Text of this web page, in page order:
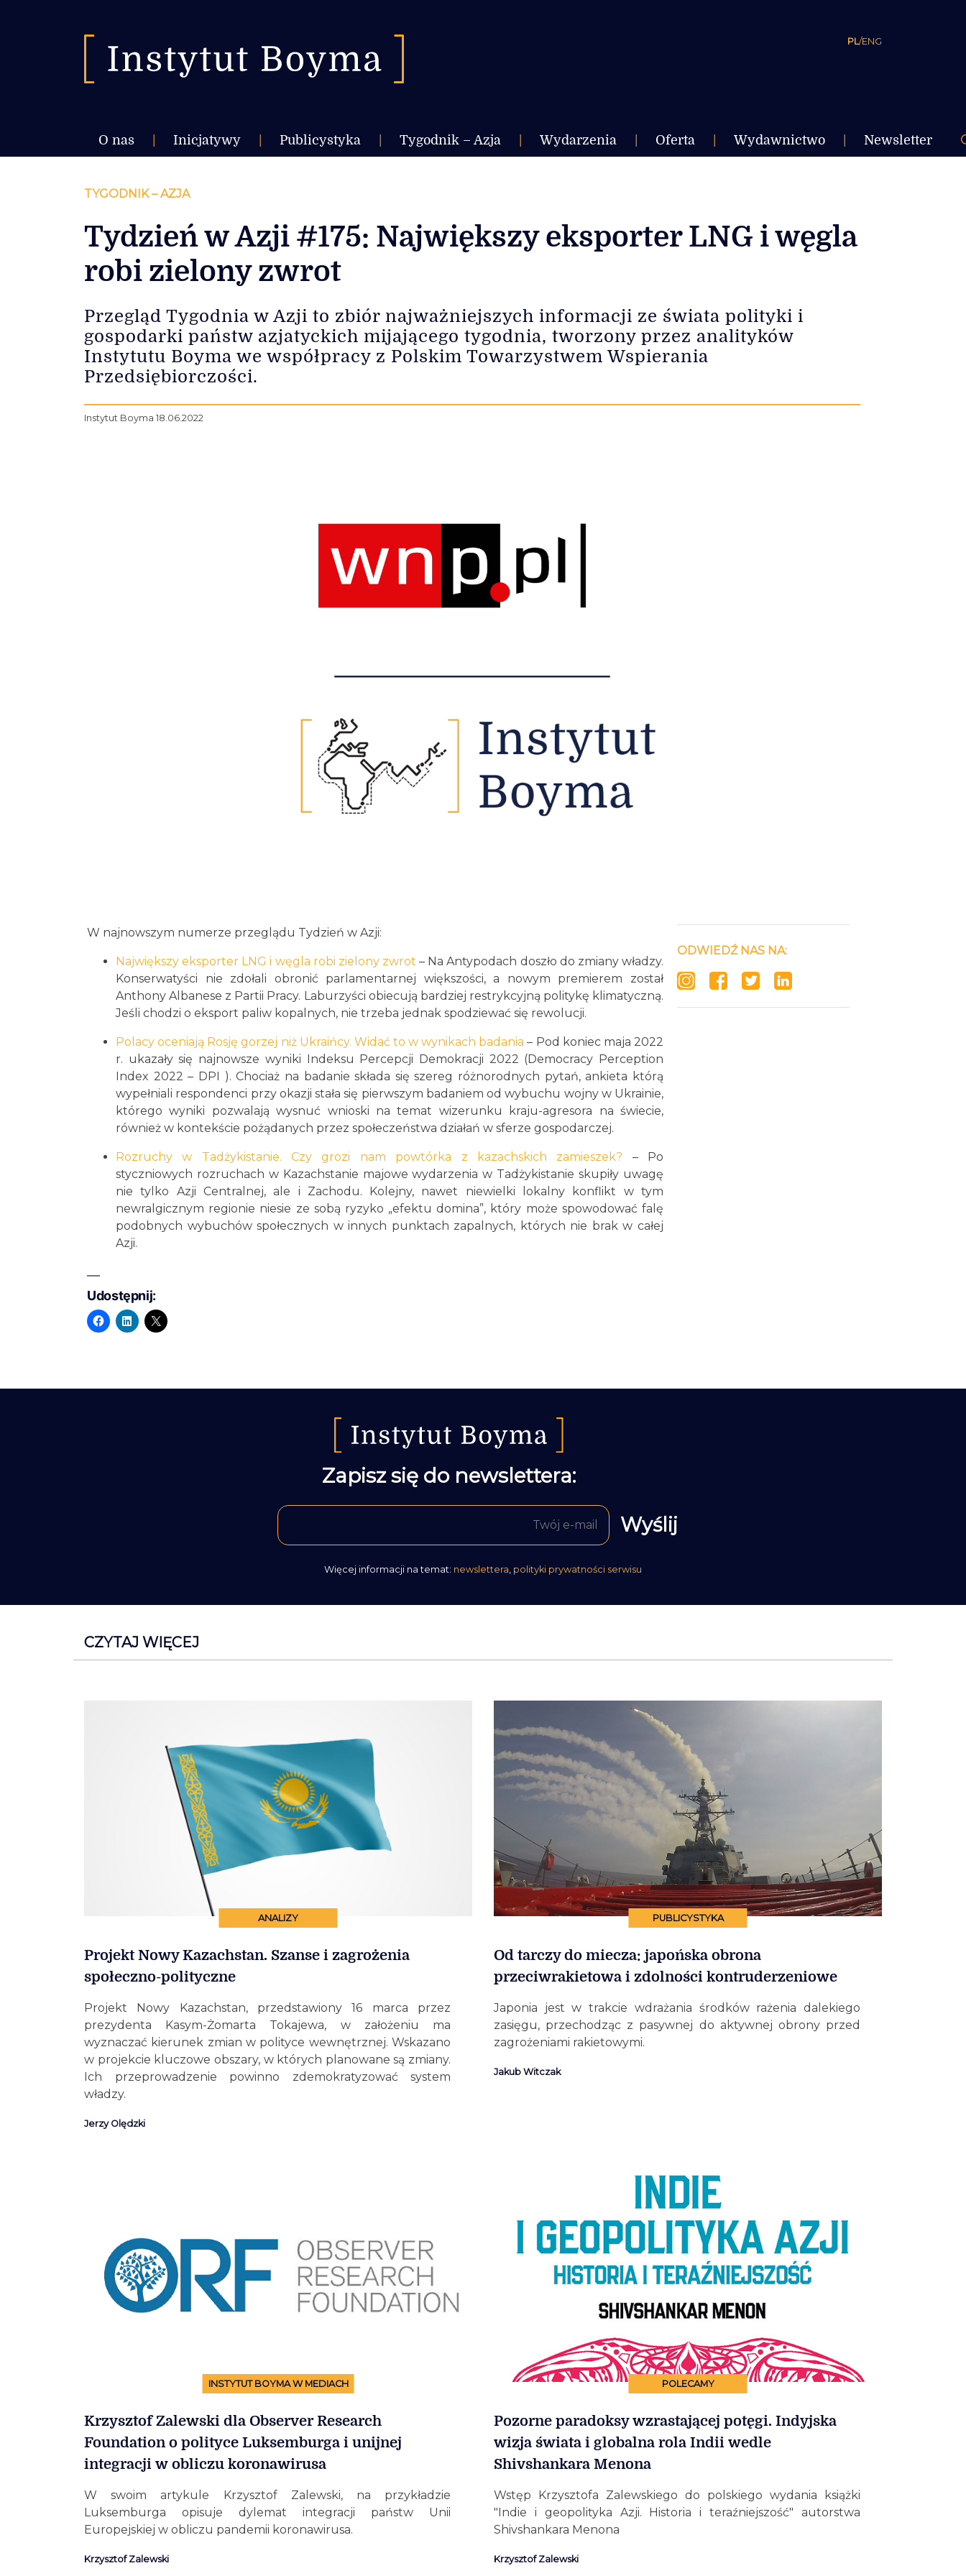
PL/ENG
O nas Inicjatywy Publicystyka Tygodnik – Azja Wydarzenia Oferta Wydawnictwo Newsletter
TYGODNIK – AZJA
Tydzień w Azji #175: Największy eksporter LNG i węgla
robi zielony zwrot
Przegląd Tygodnia w Azji to zbiór najważniejszych informacji ze świata polityki i
gospodarki państw azjatyckich mijającego tygodnia, tworzony przez analityków
Instytutu Boyma we współpracy z Polskim Towarzystwem Wspierania
Przedsiębiorczości.
Instytut Boyma 18.06.2022
W najnowszym numerze przeglądu Tydzień w Azji:
Największy eksporter LNG i węgla robi zielony zwrot– Na Antypodach doszło do zmiany władzy.
Konserwatyści nie zdołali obronić parlamentarnej większości, a nowym premierem został
Anthony Albanese z Partii Pracy. Laburzyści obiecują bardziej restrykcyjną politykę klimatyczną.
Jeśli chodzi o eksport paliw kopalnych, nie trzeba jednak spodziewać się rewolucji.
Polacy oceniają Rosję gorzej niż Ukraińcy. Widać to w wynikach badania– Pod koniec maja 2022
r. ukazały się najnowsze wyniki Indeksu Percepcji Demokracji 2022 (Democracy Perception
Index 2022 – DPI ). Chociaż na badanie składa się szereg różnorodnych pytań, ankieta którą
wypełniali respondenci przy okazji stała się pierwszym badaniem od wybuchu wojny w Ukrainie,
którego wyniki pozwalają wysnuć wnioski na temat wizerunku kraju-agresora na świecie,
również w kontekście pożądanych przez społeczeństwa działań w sferze gospodarczej.
Rozruchy w Tadżykistanie. Czy grozi nam powtórka z kazachskich zamieszek? – Po
styczniowych rozruchach w Kazachstanie majowe wydarzenia w Tadżykistanie skupiły uwagę
nie tylko Azji Centralnej, ale i Zachodu. Kolejny, nawet niewielki lokalny konflikt w tym
newralgicznym regionie niesie ze sobą ryzyko „efektu domina”, który może spowodować falę
podobnych wybuchów społecznych w innych punktach zapalnych, których nie brak w całej
Azji.
Udostępnij:
ODWIEDŹ NAS NA:
Zapisz się do newslettera:
Więcej informacji na temat: newslettera polityki prywatności serwisu
CZYTAJ WIĘCEJ
ANALIZY
Projekt Nowy Kazachstan. Szanse i zagrożenia
społeczno-polityczne
Projekt Nowy Kazachstan, przedstawiony 16 marca przez
prezydenta Kasym-Żomarta Tokajewa, w założeniu ma
wyznaczać kierunek zmian w polityce wewnętrznej. Wskazano
w projekcie kluczowe obszary, w których planowane są zmiany.
Ich przeprowadzenie powinno zdemokratyzować system
władzy.
Jerzy Olędzki
PUBLICYSTYKA
Od tarczy do miecza: japońska obrona
przeciwrakietowa i zdolności kontruderzeniowe
Japonia jest w trakcie wdrażania środków rażenia dalekiego
zasięgu, przechodząc z pasywnej do aktywnej obrony przed
zagrożeniami rakietowymi.
Jakub Witczak
INSTYTUT BOYMA W MEDIACH
Krzysztof Zalewski dla Observer Research
Foundation o polityce Luksemburga i unijnej
integracji w obliczu koronawirusa
W swoim artykule Krzysztof Zalewski, na przykładzie
Luksemburga opisuje dylemat integracji państw Unii
Europejskiej w obliczu pandemii koronawirusa.
Krzysztof Zalewski
POLECAMY
Pozorne paradoksy wzrastającej potęgi. Indyjska
wizja świata i globalna rola Indii wedle
Shivshankara Menona
Wstęp Krzysztofa Zalewskiego do polskiego wydania książki
"Indie i geopolityka Azji. Historia i teraźniejszość" autorstwa
Shivshankara Menona
Krzysztof Zalewski